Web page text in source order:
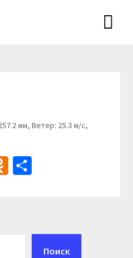
мм, Ветер: 25.3 м/с,
Odnoklassniki
Отправить
Поиск